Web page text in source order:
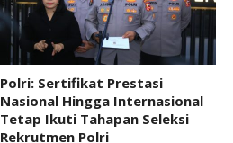
Polri: Sertifikat Prestasi
Nasional Hingga Internasional
Tetap Ikuti Tahapan Seleksi
Rekrutmen Polri